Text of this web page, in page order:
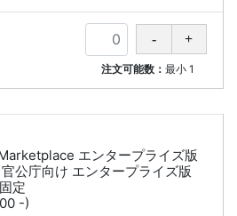
注文可能数：最小 1
エンタープライズ版
公庁向け エンタープライズ版
定
-)